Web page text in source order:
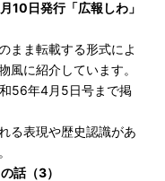
10日発行「広報しわ」
まま転載する形式によ
風に紹介しています。
56年4月5日号まで掲
る表現や歴史認識があ
話（3）